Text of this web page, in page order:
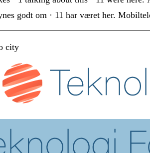
godt om · 11 har været her.
city